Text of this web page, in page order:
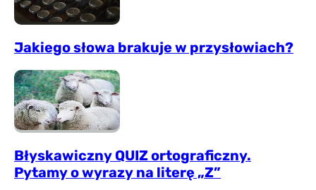
Jakiego słowa brakuje w przysłowiach?
Błyskawiczny QUIZ ortograficzny.
Pytamy o wyrazy na literę „Z”